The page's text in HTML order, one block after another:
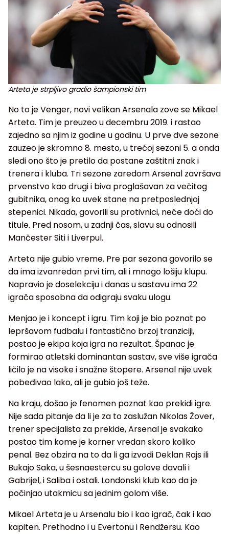
Arteta je strpljivo gradio šampionski tim
No to je Venger, novi velikan Arsenala zove se Mikael
Arteta. Tim je preuzeo u decembru 2019. i rastao
zajedno sa njim iz godine u godinu. U prve dve sezone
zauzeo je skromno 8. mesto, u trećoj sezoni 5. a onda
sledi ono što je pretilo da postane zaštitni znak i
trenera i kluba. Tri sezone zaredom Arsenal završava
prvenstvo kao drugi i biva proglašavan za večitog
gubitnika, onog ko uvek stane na pretposlednjoj
stepenici. Nikada, govorili su protivnici, neće doći do
titule. Pred nosom, u zadnji čas, slavu su odnosili
Mančester Siti i Liverpul.
Arteta nije gubio vreme. Pre par sezona govorilo se
da ima izvanredan prvi tim, ali i mnogo lošiju klupu.
Napravio je doselekciju i danas u sastavu ima 22
igrača sposobna da odigraju svaku ulogu.
Menjao je i koncept i igru. Tim koji je bio poznat po
lepršavom fudbalu i fantastično brzoj tranziciji,
postao je ekipa koja igra na rezultat. Španac je
formirao atletski dominantan sastav, sve više igrača
ličilo je na visoke i snažne štopere. Arsenal nije uvek
pobeđivao lako, ali je gubio još teže.
Na kraju, došao je fenomen poznat kao prekidi igre.
Nije sada pitanje da li je za to zaslužan Nikolas Žover,
trener specijalista za prekide, Arsenal je svakako
postao tim kome je korner vredan skoro koliko
penal. Bez obzira na to da li ga izvodi Deklan Rajs ili
Bukajo Saka, u šesnaestercu su golove davali i
Gabrijel, i Saliba i ostali. Londonski klub kao da je
počinjao utakmicu sa jednim golom više.
Mikael Arteta je u Arsenalu bio i kao igrač, čak i kao
kapiten. Prethodno i u Evertonu i Rendžersu. Kao